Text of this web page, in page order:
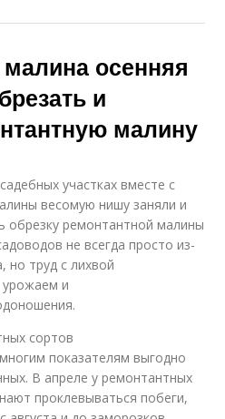
осенняя
и
малину
участках вместе с
весомую нишу заняли и
обрезку ремонтантной малины
не всегда просто из-
но труд с лихвой
урожаем и
сортов
показателям выгодно
В апреле у ремонтантных
проклевываться побеги,